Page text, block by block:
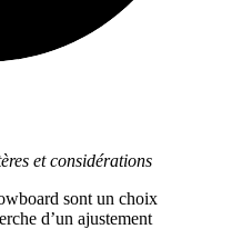
et considérations
sont un choix
d’un ajustement